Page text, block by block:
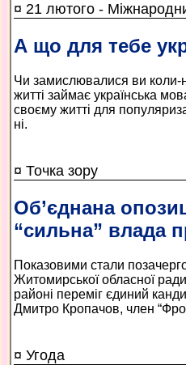
¤ 21 лютого -
А що для тебе
Чи замислювалися ви коли-
житті займає українська
своєму житті для
ні.
¤ Точка зору
Об’єднана
“сильна” влада
Показовими стали
Житомирської обласної
районі переміг єдиний
Дмитро Кропачов, член
¤ Угода